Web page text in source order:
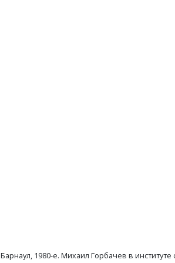
Барнаул, 1980-е. Михаил Горбачев в институте